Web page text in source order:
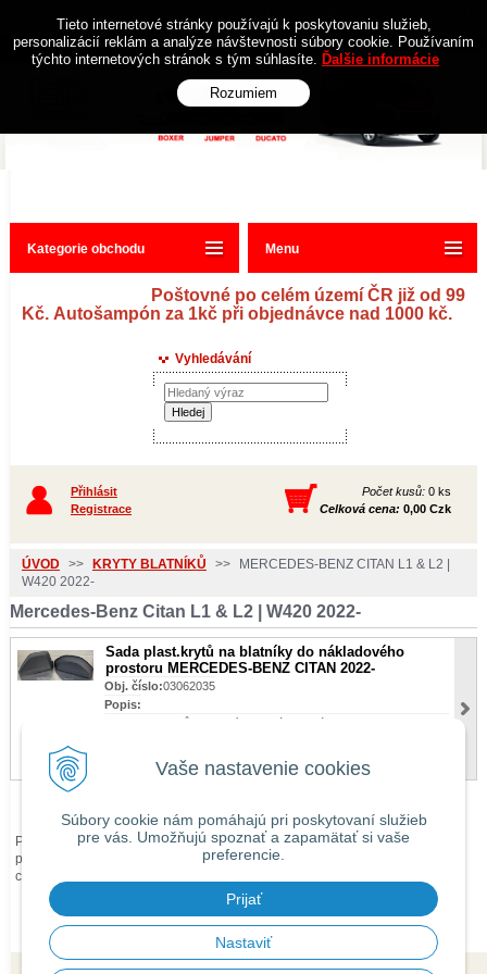
Vaše nastavenie cookies
Súbory cookie nám pomáhajú pri poskytovaní služieb
pre vás. Umožňujú spoznať a zapamätať si vaše
preferencie.
Prijať
Nastaviť
Poštovné po celém území ČR již od 99
Kč. Autošampón za 1kč při objednávce nad 1000 kč.
Kategorie obchodu
Vyhledávání
Přihlásit
Registrace
Počet kusů: 0 ks
Celková cena: 0,00 Czk
ÚVOD >> KRYTY BLATNÍKŮ >>
MERCEDES-BENZ CITAN L1 & L2 |
W420 2022-
Mercedes-Benz Citan L1 & L2 | W420 2022-
Sada plast.krytů na blatníky do nákladového
prostoru MERCEDES-BENZ CITAN 2022-
Obj. číslo:03062035
Popis:
Sada plast.krytů na blatníky do nákladového prostoru
3 365 Czk
Při zaslání zboží mimo území České republiky budou ke každé objednávce
přičteny náklady na dopravu mimo území ČR dle
ceně Vás budeme předem informovat telefonicky nebo e-mailem.
Menu
Tieto internetové stránky používajú k poskytovaniu služieb,
personalizácií reklám a analýze návštevnosti súbory cookie. Používaním
týchto internetových stránok s tým súhlasíte. Ďalšie informácie
Rozumiem